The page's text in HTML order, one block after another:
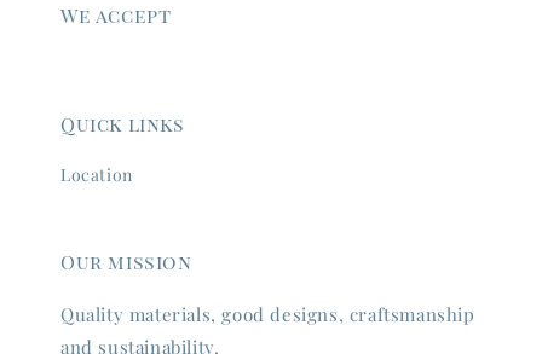
We accept
Quick links
Location
Our mission
Quality materials, good designs, craftsmanship
and sustainability.